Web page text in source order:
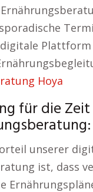
Plattform
Hoya
für die
unserer
ist, dass